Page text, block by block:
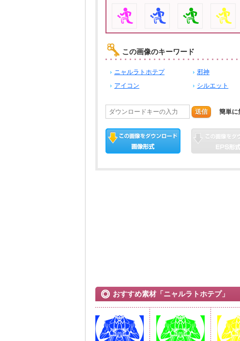
この画像のキーワード
ニャルラトホテプ 邪神
アイコン
シルエット
送信 簡単に
おすすめ素材「ニャルラトホテプ」